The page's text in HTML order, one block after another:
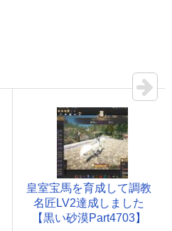
皇室宝馬を育成して調教
名匠LV2達成しました
【黒い砂漠Part4703】